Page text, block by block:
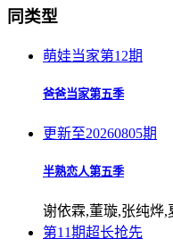
同类型
萌娃当家第12期
爸爸当家第五季
更新至20260805期
半熟恋人第五季
谢依霖,董璇,张纯烨,
第11期超长抢先